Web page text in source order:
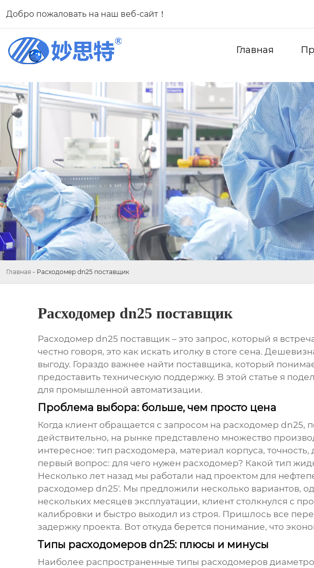
Добро пожаловать на наш веб-сайт！
Главная
Главная - Расходомер dn25 поставщик
Расходомер dn25 поставщик
Расходомер dn25 поставщик– это запрос, который я
честно говоря, это как искать иголку в стоге сена.
выгоду. Гораздо важнее найти поставщика, который
предоставить техническую поддержку. В этой статье я
для промышленной автоматизации.
Проблема выбора: больше, чем просто цена
Когда клиент обращается с запросом на расходомер dn25,
действительно, на рынке представлено множество
интересное: тип расходомера, материал корпуса,
первый вопрос: для чего нужен расходомер? Какой тип
Несколько лет назад мы работали над проектом для
расходомер dn25'. Мы предложили несколько вариантов,
нескольких месяцев эксплуатации, клиент столкнулся с
калибровки и быстро выходил из строя. Пришлось все
задержку проекта. Вот откуда берется понимание, что
Типы расходомеров dn25: плюсы и минусы
Наиболее распространенные типы расходомеров